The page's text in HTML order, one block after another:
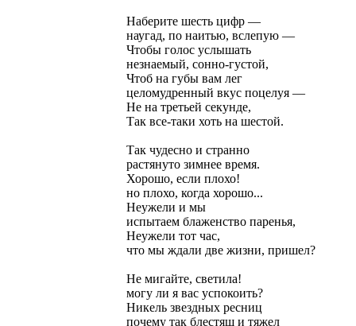
Наберите шесть цифр —
наугад, по наитью, вслепую —
Чтобы голос услышать
незнаемый, сонно-густой,
Чтоб на губы вам лег
целомудренный вкус поцелуя —
Не на третьей секунде,
Так все-таки хоть на шестой.
Так чудесно и странно
растянуто зимнее время.
Хорошо, если плохо!
но плохо, когда хорошо...
Неужели и мы
испытаем блаженство паренья,
Неужели тот час,
что мы ждали две жизни, пришел?
Не мигайте, светила!
могу ли я вас успокоить?
Никель звездных ресниц
почему так блестящ и тяжел